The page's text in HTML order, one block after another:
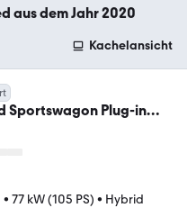
aus dem Jahr 2020
Kachelansicht
Sportswagon Plug-in
Automatik
• 77 kW (105 PS) • Hybrid